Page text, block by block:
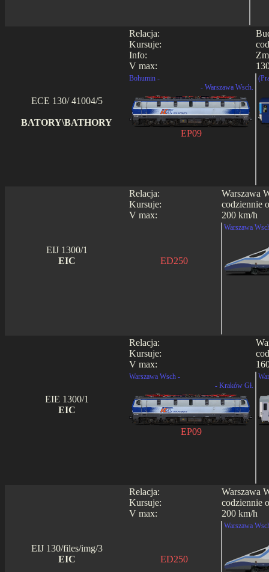
Relacja:
Kursuje:
Info:
V max:
ECE 130/ 41004/5
BATORY\BATHORY
Bohumin -
- Warszawa Wsch.
EP09
Relacja:
Kursuje:
V max:
Warszawa
codziennie
200 km/h
EIJ 1300/1
EIC
ED250
Warszawa
Relacja:
Kursuje:
V max:
EIE 1300/1
EIC
Warszawa Wsch -
- Kraków Gł.
EP09
Relacja:
Kursuje:
V max:
Warszawa
codziennie
200 km/h
EIJ 130/files/img/3
EIC
ED250
Warszawa